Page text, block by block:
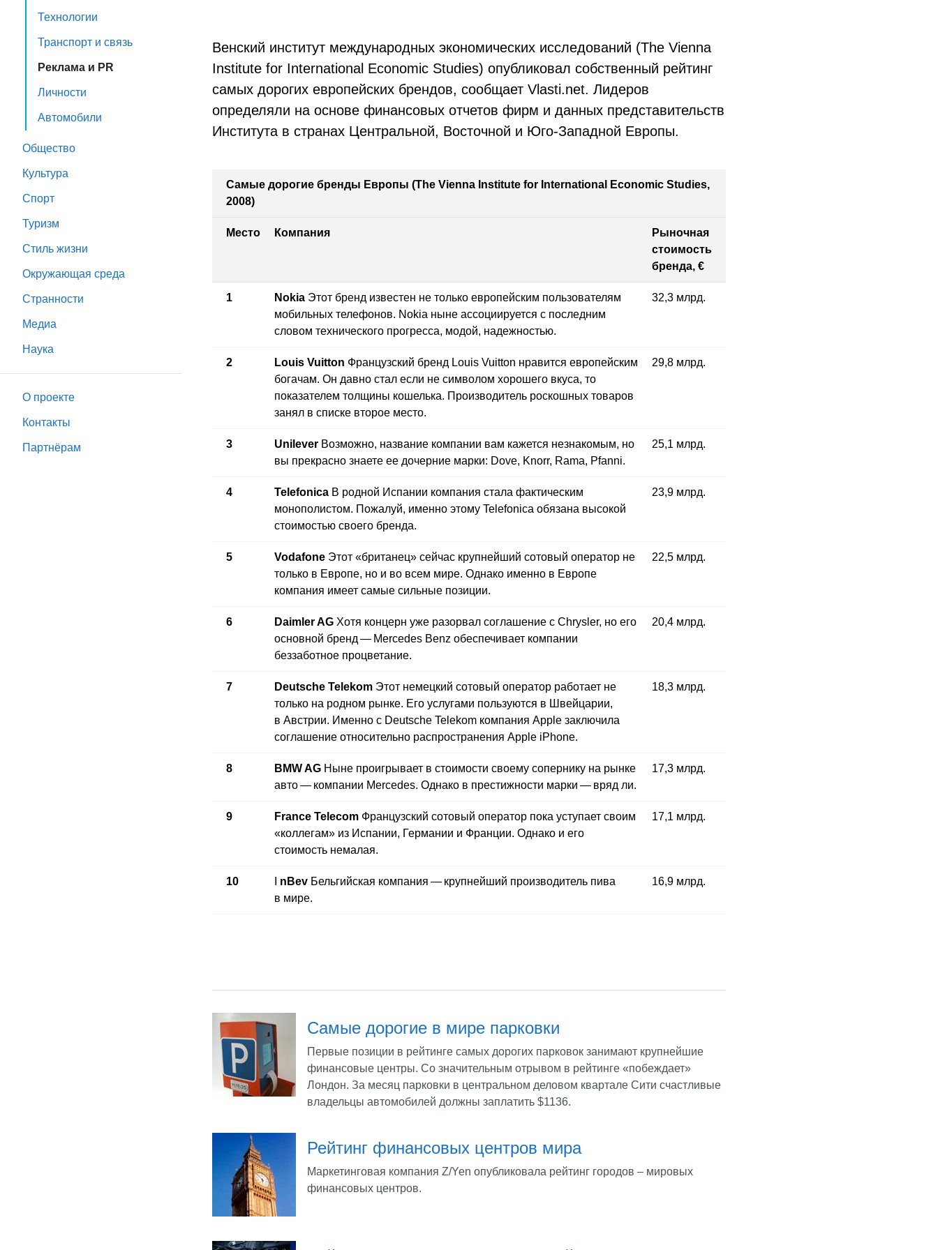
Технологии
Транспорт и связь
Реклама и PR
Личности
Автомобили
Общество
Культура
Спорт
Туризм
Стиль жизни
Окружающая среда
Странности
Медиа
Наука
О проекте
Контакты
Партнёрам
Венский институт международных экономических исследований (The Vienna
Institute for International Economic Studies) опубликовал собственный рейтинг
самых дорогих европейских брендов, сообщает Vlasti.net. Лидеров
определяли на основе финансовых отчетов фирм и данных представительств
Института в странах Центральной, Восточной и Юго-Западной Европы.
Самые дорогие бренды Европы (The Vienna Institute for International Economic Studies,
2008)
Место Компания
Рыночная
стоимость
бренда, €
1 Nokia Этот бренд известен не только европейским пользователям
мобильных телефонов. Nokia ныне ассоциируется с последним
словом технического прогресса, модой, надежностью.
32,3 млрд.
2 Louis Vuitton Французский бренд Louis Vuitton нравится европейским
богачам. Он давно стал если не символом хорошего вкуса, то
показателем толщины кошелька. Производитель роскошных товаров
занял в списке второе место.
29,8 млрд.
3 Unilever Возможно, название компании вам кажется незнакомым, но
вы прекрасно знаете ее дочерние марки: Dove, Knorr, Rama, Pfanni.
25,1 млрд.
4 Telefonica В родной Испании компания стала фактическим
монополистом. Пожалуй, именно этому Telefonica обязана высокой
стоимостью своего бренда.
23,9 млрд.
5 Vodafone Этот «британец» сейчас крупнейший сотовый оператор не
только в Европе, но и во всем мире. Однако именно в Европе
компания имеет самые сильные позиции.
22,5 млрд.
6 Daimler AG Хотя концерн уже разорвал соглашение с Chrysler, но его
основной бренд — Mercedes Benz обеспечивает компании
беззаботное процветание.
20,4 млрд.
7 Deutsche Telekom Этот немецкий сотовый оператор работает не
только на родном рынке. Его услугами пользуются в Швейцарии,
в Австрии. Именно с Deutsche Telekom компания Apple заключила
соглашение относительно распространения Apple iPhone.
18,3 млрд.
8 BMW AG Ныне проигрывает в стоимости своему сопернику на рынке
авто — компании Mercedes. Однако в престижности марки — вряд ли.
17,3 млрд.
9 France Telecom Французский сотовый оператор пока уступает своим
«коллегам» из Испании, Германии и Франции. Однако и его
стоимость немалая.
17,1 млрд.
10 nBev Бельгийская компания — крупнейший производитель пива
в мире.
16,9 млрд.
Самые дорогие в мире парковки
Первые позиции в рейтинге самых дорогих парковок занимают крупнейшие
финансовые центры. Со значительным отрывом в рейтинге «побеждает»
Лондон. За месяц парковки в центральном деловом квартале Сити счастливые
владельцы автомобилей должны заплатить $1136.
Рейтинг финансовых центров мира
Маркетинговая компания Z/Yen опубликовала рейтинг городов – мировых
финансовых центров.